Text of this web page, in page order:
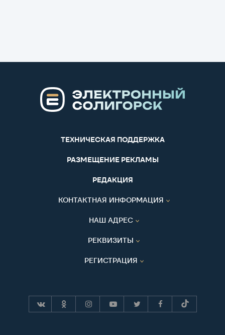
ТЕХНИЧЕСКАЯ ПОДДЕРЖКА
РАЗМЕЩЕНИЕ РЕКЛАМЫ
РЕДАКЦИЯ
КОНТАКТНАЯ ИНФОРМАЦИЯ
НАШ АДРЕС
РЕКВИЗИТЫ
РЕГИСТРАЦИЯ